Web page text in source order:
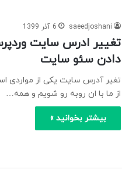
saeedjoshani 6 آذر 1399
تغییر ادرس سایت
دادن سئو سایت
تغیر آدرس سایت یکی از مواردی
از ما با ان روبه رو شویم و همه…
بیشتر بخوانید »